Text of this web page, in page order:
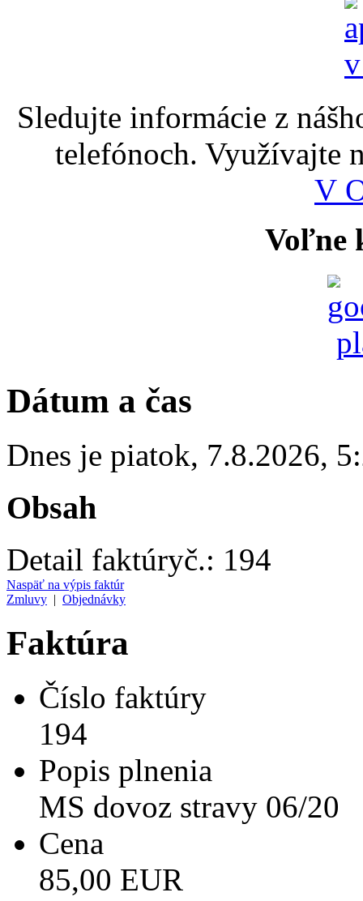
Sledujte informácie z
telefónoch. Využívajte
V
Voľne
Dátum a čas
Dnes je piatok, 7.8.2026,
Obsah
Detail faktúryč.: 194
Naspäť na výpis faktúr
Zmluvy | Objednávky
Faktúra
Číslo faktúry
194
Popis plnenia
MS dovoz stravy 06/20
Cena
85,00 EUR